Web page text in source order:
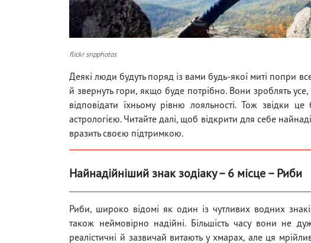
flickr snpphotos
Деякі люди будуть поряд із вами будь-якої миті попри
й звернуть гори, якщо буде потрібно. Вони зроблять
відповідати їхньому рівню лояльності. Тож
астрологією. Читайте далі, щоб відкрити для себе
вразить своєю підтримкою.
Найнадійніший знак зодіаку – 6 місце – Риби
Риби, широко відомі як один із чутливих водних
також неймовірно надійні. Більшість часу вони не
реалістичні й зазвичай витають у хмарах, але ця